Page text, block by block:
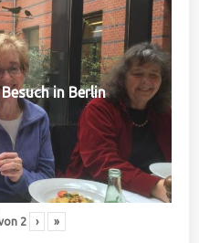
in Berlin
2 › »